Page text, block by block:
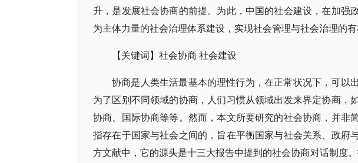
升，是发展社会协商的前提。为此，中国的社会建设，在加强
为主体力量的社会治理体系建设，实现社会管理与社会治理的有
【关键词】社会协商 社会建设
协商是人类生活最基本的理性行为，在正常状况下，可以
为了区别不同领域的协商，人们习惯从领域出发来界定协商，
协商、国际协商等等。然而，本文所要研究的社会协商，并非
指存在于国家与社会之间的，旨在平衡国家与社会关系、政府
方文献中，它的源头是十三大报告中提到的社会协商对话制度